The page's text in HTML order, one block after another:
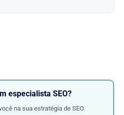
especialista SEO?
na sua estratégia de SEO.